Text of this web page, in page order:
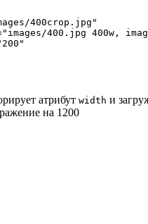
400crop.jpg"
400.jpg 400w,
атрибут width и
на 1200